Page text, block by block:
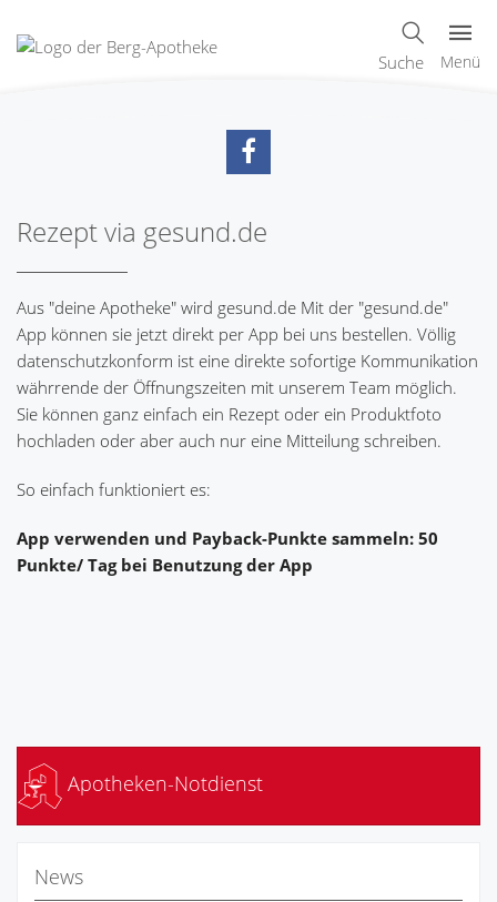
Suche Menü
Rezept via gesund.de
Aus "deine Apotheke" wird gesund.de Mit der "gesund.de"
App können sie jetzt direkt per App bei uns bestellen. Völlig
datenschutzkonform ist eine direkte sofortige Kommunikation
währrende der Öffnungszeiten mit unserem Team möglich.
Sie können ganz einfach ein Rezept oder ein Produktfoto
hochladen oder aber auch nur eine Mitteilung schreiben.
So einfach funktioniert es:
App verwenden und Payback-Punkte sammeln: 50
Punkte/ Tag bei Benutzung der App
Apotheken-Notdienst
News